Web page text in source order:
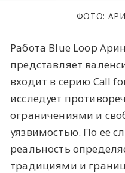
ФОТО:
Работа Blue Loop
представляет
входит в серию Call
исследует
ограничениями и
уязвимостью. По ее
реальность
традициями и